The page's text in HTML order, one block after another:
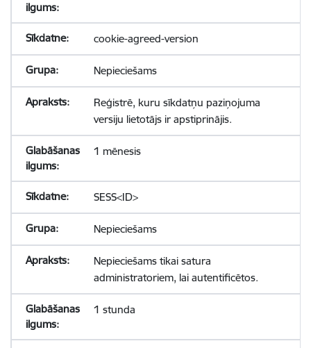
cookie-agreed-version
Nepieciešams
Reģistrē, kuru sīkdatņu paziņojuma
versiju lietotājs ir apstiprinājis.
1 mēnesis
SESS<ID>
Nepieciešams
Nepieciešams tikai satura
administratoriem, lai autentificētos.
1 stunda